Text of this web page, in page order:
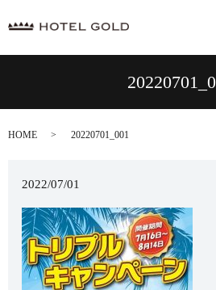
HOME 20220701_001
2022/07/01